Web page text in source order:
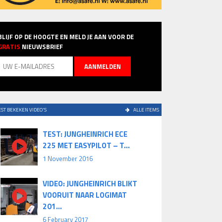
OP DE HOOGTE EN MELD JE AAN VOOR DE
NIEUWSBRIEF
BEKEKEN VIDEO'S ALLE ITEMS
TEST: JUNGHEINRICH ECE
225 MET EASYPILOT – T...
1 November 2016
VIDEO: JUNGHEINRICH BLIKT
VOORUIT NAAR LOGIMAT
201...
6 February 2017